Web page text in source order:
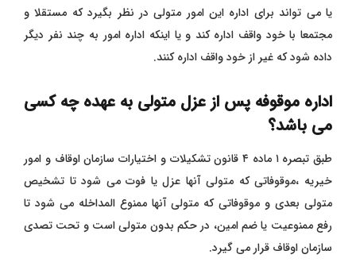
یا می تواند برای اداره این امور متولی در نظر بگیرد که مستقلا و
مجتمعا با خود واقف اداره کند و یا اینکه اداره امور به چند نفر دیگر
داده شود که غیر از خود واقف اداره کنند.
اداره موقوفه پس از عزل متولی به عهده چه کسی
می باشد؟
طبق تبصره ۱ ماده ۴ قانون تشکیلات و اختیارات سازمان اوقاف و امور
خیریه ،موقوفاتی که متولی آنها عزل یا فوت می شود تا تشخیص
متولی بعدی و موقوفاتی که متولی آنها ممنوع المداخله می شود تا
رفع ممنوعیت یا ضم امین، در حکم بدون متولی است و تحت تصدی
سازمان اوقاف قرار می گیرد.